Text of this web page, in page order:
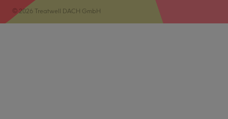
© 2026 Treatwell DACH GmbH